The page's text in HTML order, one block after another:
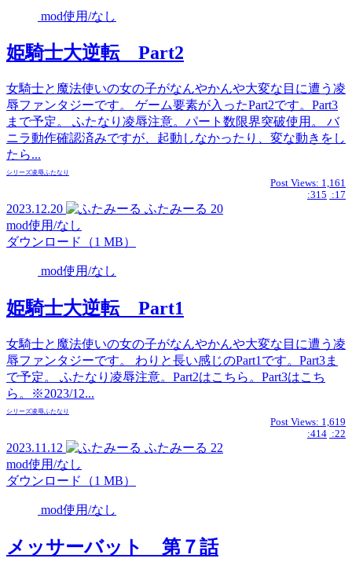
mod使用/なし
姫騎士大逆転 Part2
女騎士と魔法使いの女の子がなんやかんや大変な目に遭う凌
辱ファンタジーです。 ゲーム要素が入ったPart2です。Part3
まで予定。 ふたなり凌辱注意。パート数限界突破使用。 バ
ニラ動作確認済みですが、起動しなかったり、変な動きをし
たら...
シリーズ凌辱ふたなり
Post Views: 1,161
:315 :17
2023.12.20 ふたみーる 20
mod使用/なし
ダウンロード（1 MB）
mod使用/なし
姫騎士大逆転 Part1
女騎士と魔法使いの女の子がなんやかんや大変な目に遭う凌
辱ファンタジーです。 わりと長い感じのPart1です。Part3ま
で予定。 ふたなり凌辱注意。Part2はこちら。Part3はこち
ら。※2023/12...
シリーズ凌辱ふたなり
Post Views: 1,619
:414 :22
2023.11.12 ふたみーる 22
mod使用/なし
ダウンロード（1 MB）
mod使用/なし
メッサーバット 第７話